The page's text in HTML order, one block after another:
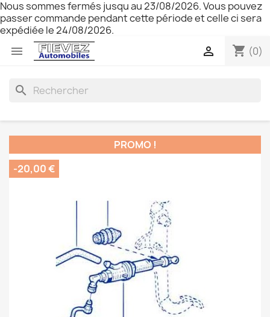
Nous sommes fermés jusqu au 23/08/2026. Vous pouvez
passer commande pendant cette période et celle ci sera
expédiée le 24/08/2026.
 shopping_cart (0)

search
PROMO !
-20,00 €